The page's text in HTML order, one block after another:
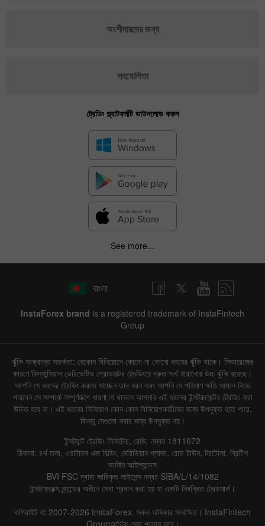
অংশীদারদের জন্য
সহযোগিতা
ট্রেডিং প্ল্যাটফর্মটি ডাউনলোড করুন
See more...
বাংলা
InstaForex brand is a registered trademark of InstaFintech
Group
ঝুঁকি সংক্রান্ত সতর্কতা: যেকোন বিনিয়োগে কোনো না কোনো ধরনের ঝুঁকি থাকে। লিভারেজের
কারণে ফিন্যান্সিয়াল ডেরিভেটিভ প্রোডাক্টের ট্রেডিংয়ে দ্রুত অর্থ হারানোর উচ্চ ঝুঁকি রয়েছে।
আপনি যে ধরনের ট্রেডিং করতে যাচ্ছেন তার ধরন এবং আপনি যে পরিমাণ ক্ষতি সামলে নিতে
পারবেন সে সম্পর্কে সম্পূর্ণরূপে ধারণা না থাকলে আপনার এই ধরনের ইন্সট্রুমেন্টের ট্রেডিং করা
উচিত হবে না। এই ধরনের বিনিয়োগ কোন কোন বিনিয়োগকারীদের জন্য উপযুক্ত হতে পারে,
কিন্তু সেগুলো সবার জন্য উপযুক্ত নয়।
ইন্সট্যান্ট ট্রেডিং লিমিটেড, রেজি. নম্বর 1811672
ঠিকানা: ৪র্থ তলা, ওয়াটারস এজ বিল্ডিং, মেরিডিয়ান প্লাজা, রোড টাউন, টরটোলা, ব্রিটিশ
ভার্জিন আইল্যান্ডস
BVI FSC দ্বারা জারিকৃত লাইসেন্স নম্বর SIBA/L/14/1082
ইন্সটাফরেক্স ব্র্যান্ডের অধীনে সেবা প্রদান করা হয় যা একটি নিবন্ধিত ট্রেডমার্ক।
কপিরাইট © 2007-2026 InstaForex. সকল অধিকার সংরক্ষিত। InstaFintech
Groupআর্থিক সেবা প্রদান করে।